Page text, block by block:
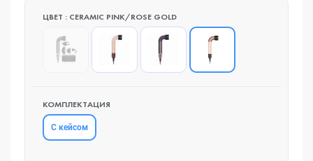
ЦВЕТ : CERAMIC PINK/ROSE GOLD
КОМПЛЕКТАЦИЯ
С кейсом